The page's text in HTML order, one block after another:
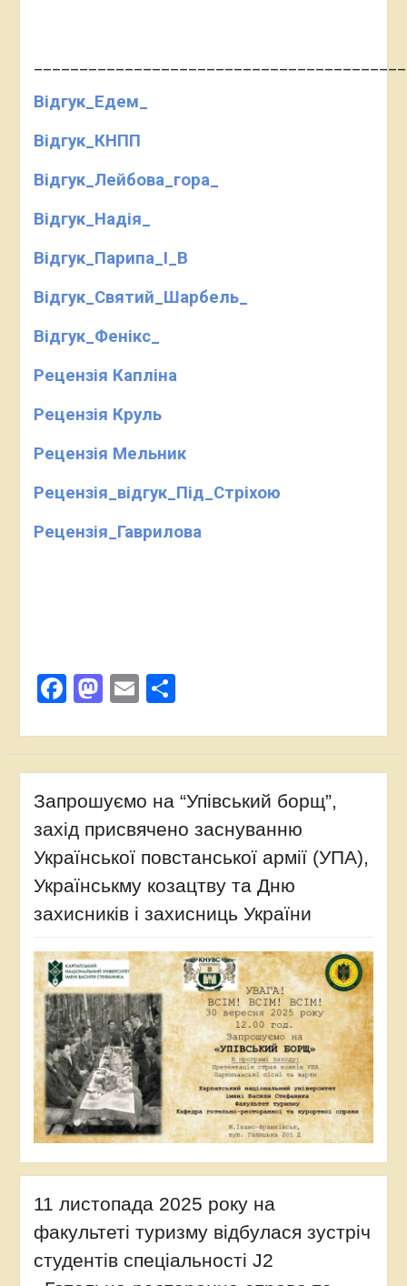
Відгук_Едем_
Відгук_КНПП
Відгук_Лейбова_гора_
Відгук_Надія_
Відгук_Парипа_І_В
Відгук_Святий_Шарбель_
Відгук_Фенікс_
Рецензія Капліна
Рецензія Круль
Рецензія Мельник
Рецензія_відгук_Під_Стріхою
Рецензія_Гаврилова
Facebook
Mastodon
EmailПоділитися
Запрошуємо на “Упівський борщ”,
захід присвячено заснуванню
Української повстанської армії (УПА),
Українськму козацтву та Дню
захисників і захисниць України
11 листопада 2025 року на
факультеті туризму відбулася зустріч
студентів спеціальності J2